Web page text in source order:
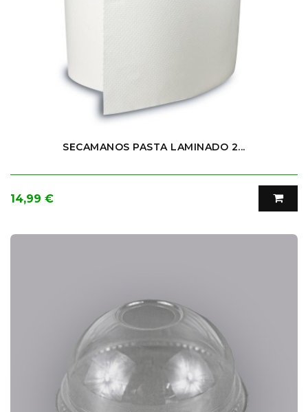
SECAMANOS PASTA LAMINADO 2...
Precio
14,99 €